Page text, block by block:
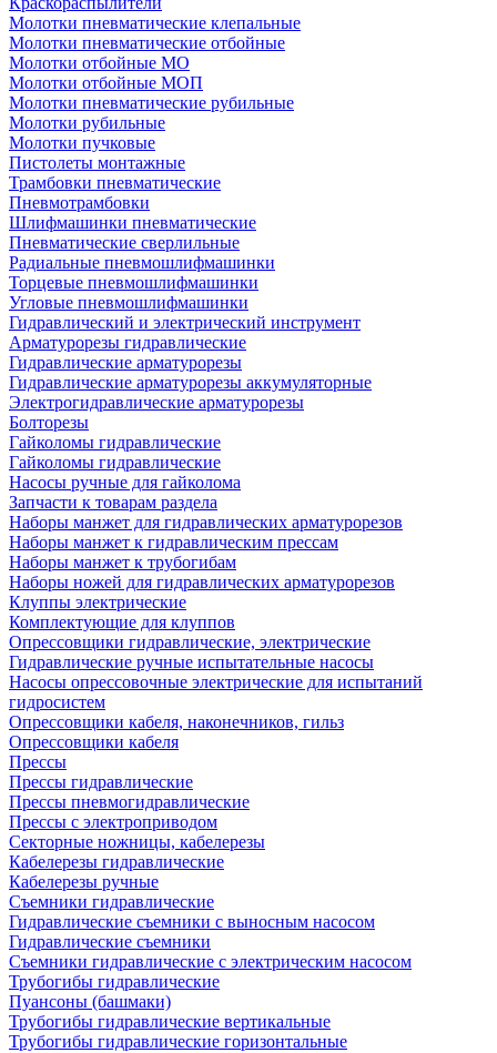
Молотки пневматические клепальные
Молотки пневматические отбойные
Молотки отбойные МО
Молотки отбойные МОП
Молотки пневматические рубильные
Молотки рубильные
Молотки пучковые
Пистолеты монтажные
Трамбовки пневматические
Пневмотрамбовки
Шлифмашинки пневматические
Пневматические сверлильные
Радиальные пневмошлифмашинки
Торцевые пневмошлифмашинки
Угловые пневмошлифмашинки
Гидравлический и электрический инструмент
Арматурорезы гидравлические
Гидравлические арматурорезы
Гидравлические арматурорезы аккумуляторные
Электрогидравлические арматурорезы
Болторезы
Гайколомы гидравлические
Гайколомы гидравлические
Насосы ручные для гайколома
Запчасти к товарам раздела
Наборы манжет для гидравлических арматурорезов
Наборы манжет к гидравлическим прессам
Наборы манжет к трубогибам
Наборы ножей для гидравлических арматурорезов
Клуппы электрические
Комплектующие для клуппов
Опрессовщики гидравлические, электрические
Гидравлические ручные испытательные насосы
Насосы опрессовочные электрические для испытаний
гидросистем
Опрессовщики кабеля, наконечников, гильз
Опрессовщики кабеля
Прессы
Прессы гидравлические
Прессы пневмогидравлические
Прессы с электроприводом
Секторные ножницы, кабелерезы
Кабелерезы гидравлические
Кабелерезы ручные
Съемники гидравлические
Гидравлические cъемники с выносным насосом
Гидравлические съемники
Съемники гидравлические с электрическим насосом
Трубогибы гидравлические
Пуансоны (башмаки)
Трубогибы гидравлические вертикальные
Трубогибы гидравлические горизонтальные